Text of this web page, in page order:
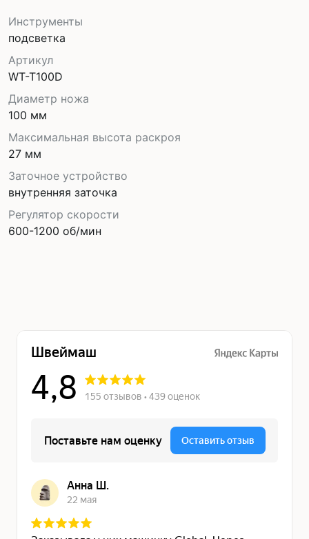
Инструменты
подсветка
Артикул
WT-T100D
Диаметр ножа
100 мм
Максимальная высота раскроя
27 мм
Заточное устройство
внутренняя заточка
Регулятор скорости
600-1200 об/мин